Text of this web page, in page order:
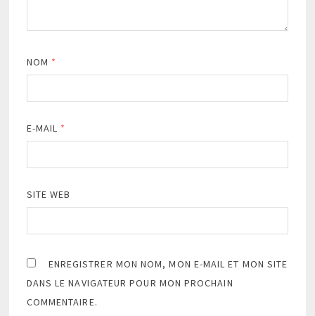
NOM *
E-MAIL *
SITE WEB
ENREGISTRER MON NOM, MON E-MAIL ET MON SITE
DANS LE NAVIGATEUR POUR MON PROCHAIN
COMMENTAIRE.